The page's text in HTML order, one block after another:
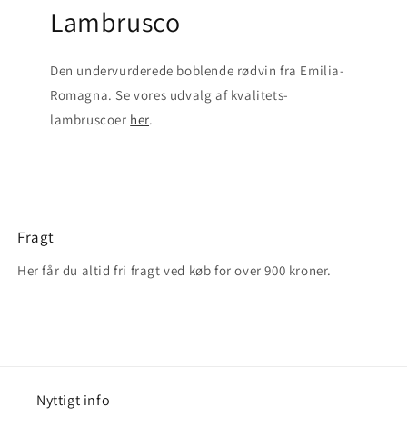
Lambrusco
Den undervurderede boblende rødvin fra Emilia-
Romagna. Se vores udvalg af kvalitets-
lambruscoer her.
Fragt
Her får du altid fri fragt ved køb for over 900 kroner.
Nyttigt info